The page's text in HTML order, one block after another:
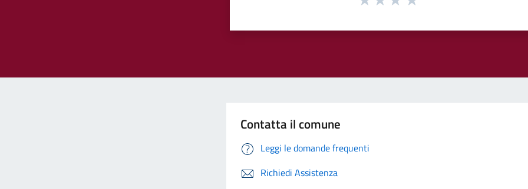
Contatta il comune
Leggi le domande frequenti
Richiedi Assistenza